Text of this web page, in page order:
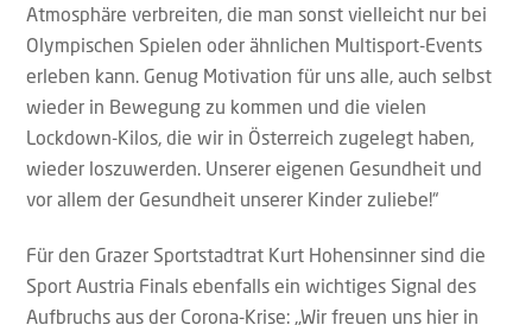
Atmosphäre verbreiten, die man sonst vielleicht nur bei
Olympischen Spielen oder ähnlichen Multisport-Events
erleben kann. Genug Motivation für uns alle, auch selbst
wieder in Bewegung zu kommen und die vielen
Lockdown-Kilos, die wir in Österreich zugelegt haben,
wieder loszuwerden. Unserer eigenen Gesundheit und
vor allem der Gesundheit unserer Kinder zuliebe!“
Für den Grazer Sportstadtrat Kurt Hohensinner sind die
Sport Austria Finals ebenfalls ein wichtiges Signal des
Aufbruchs aus der Corona-Krise: „Wir freuen uns hier in